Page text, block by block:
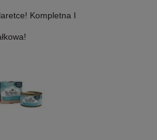
Kompletna I